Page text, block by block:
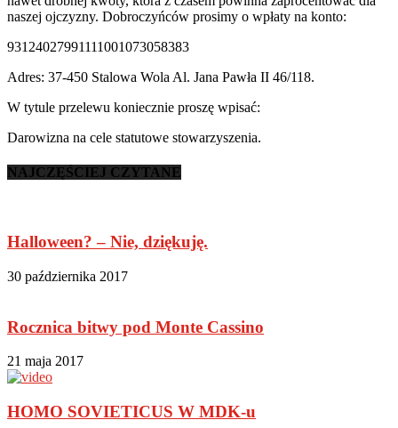
naszej ojczyzny. Dobroczyńców prosimy o wpłaty na konto:
93124027991111001073058383
Adres: 37-450 Stalowa Wola Al. Jana Pawła II 46/118.
W tytule przelewu koniecznie proszę wpisać:
Darowizna na cele statutowe stowarzyszenia.
NAJCZĘŚCIEJ CZYTANE
Halloween? – Nie, dziękuję.
30 października 2017
Rocznica bitwy pod Monte Cassino
21 maja 2017
HOMO SOVIETICUS W MDK-u